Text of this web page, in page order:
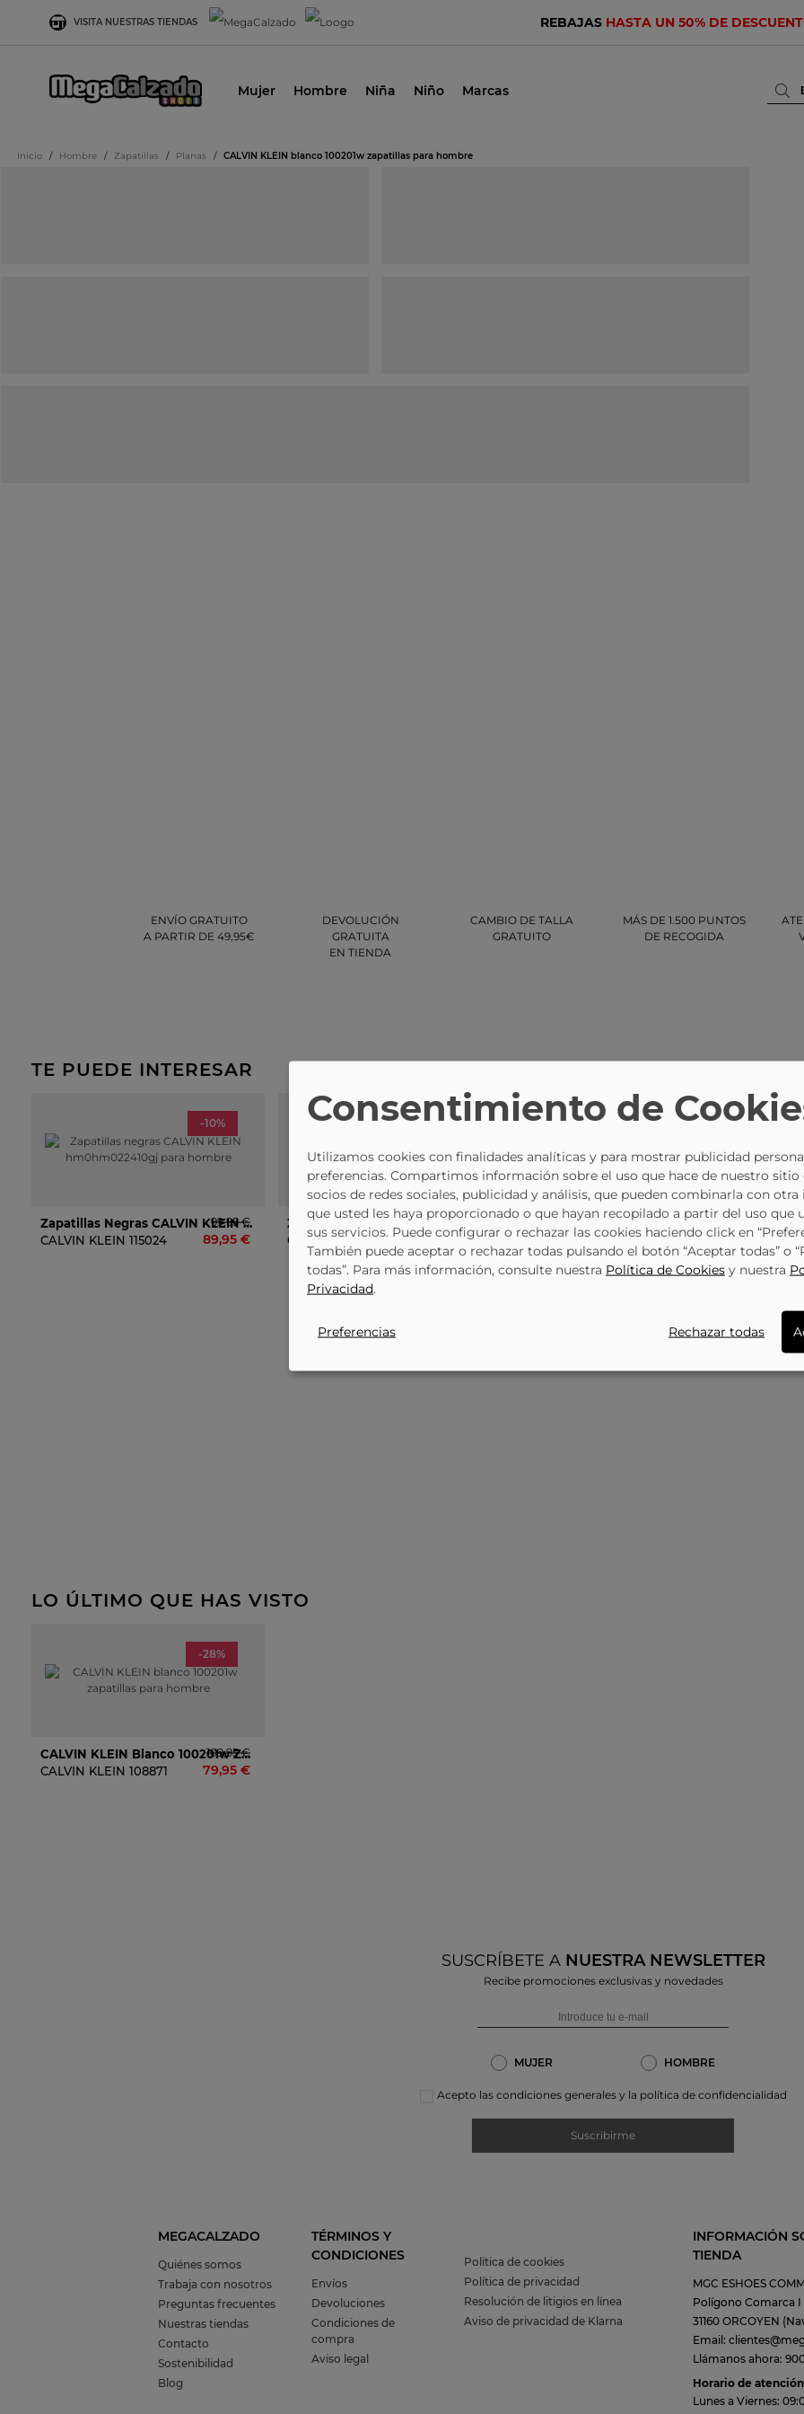
VISITA NUESTRAS TIENDAS REBAJAS HASTA UN 50% DE
Mujer Hombre Niña Niño Marcas
Inicio / Hombre / Zapatillas / Planas / CALVIN KLEIN blanco 100201w zapatillas para hombre
ENVÍO GRATUITO
A PARTIR DE 49,95€
DEVOLUCIÓN
GRATUITA
EN TIENDA
CAMBIO DE TALLA
GRATUITO
MÁS DE 1.500 PUNTOS
DE RECOGIDA
TE PUEDE INTERESAR
-10%
Zapatillas Negras CALVIN KLEIN Hm0hm022410gj Para Hombre
CALVIN KLEIN 115024 89,95 €
99,95 €
-9%
Zapatillas Calvin Klein 55301T En Blanco
CALVIN KLEIN105874 99,95 €
109,95 €
-9%
Zapatillas Color Negro De Sneaker CALVIN KLEIN 8850gm
CALVIN KLEIN105879 99,95 €
109,95 €
LO ÚLTIMO QUE HAS VISTO
-28%
CALVIN KLEIN Blanco 100201w Zapatillas Para Hombre
CALVIN KLEIN 108871 79,95 €
109,95 €
SUSCRÍBETE A NUESTRA NEWSLETTER
Recibe promociones exclusivas y novedades
MUJER HOMBRE
Acepto las condiciones generales y la política de confidencialidad
Suscribirme
MEGACALZADO
Quiénes somos
Trabaja con nosotros
Preguntas frecuentes
Nuestras tiendas
Contacto
Sostenibilidad
Blog
TÉRMINOS Y
CONDICIONES
Envíos
Devoluciones
Condiciones de
compra
Aviso legal
Política de cookies
Política de privacidad
Resolución de litigios en línea
Aviso de privacidad de Klarna
INFORMACIÓN
TIENDA
MGC ESHOES
Polígono Comarca I
31160 ORCOYEN
Email:
Llámanos ahora: 900
Horario de
Lunes a Viernes:
Consentimiento de
Utilizamos cookies con finalidades analíticas y para mostrar publicidad
preferencias. Compartimos información sobre el uso que hace de nuestro sitio
socios de redes sociales, publicidad y análisis, que pueden combinarla con
que usted les haya proporcionado o que hayan recopilado a partir del uso que
sus servicios. Puede configurar o rechazar las cookies haciendo click en
También puede aceptar o rechazar todas pulsando el botón “Aceptar todas” o
todas”. Para más información, consulte nuestra Política de Cookies y nuestra
Privacidad.
Preferencias Rechazar todas